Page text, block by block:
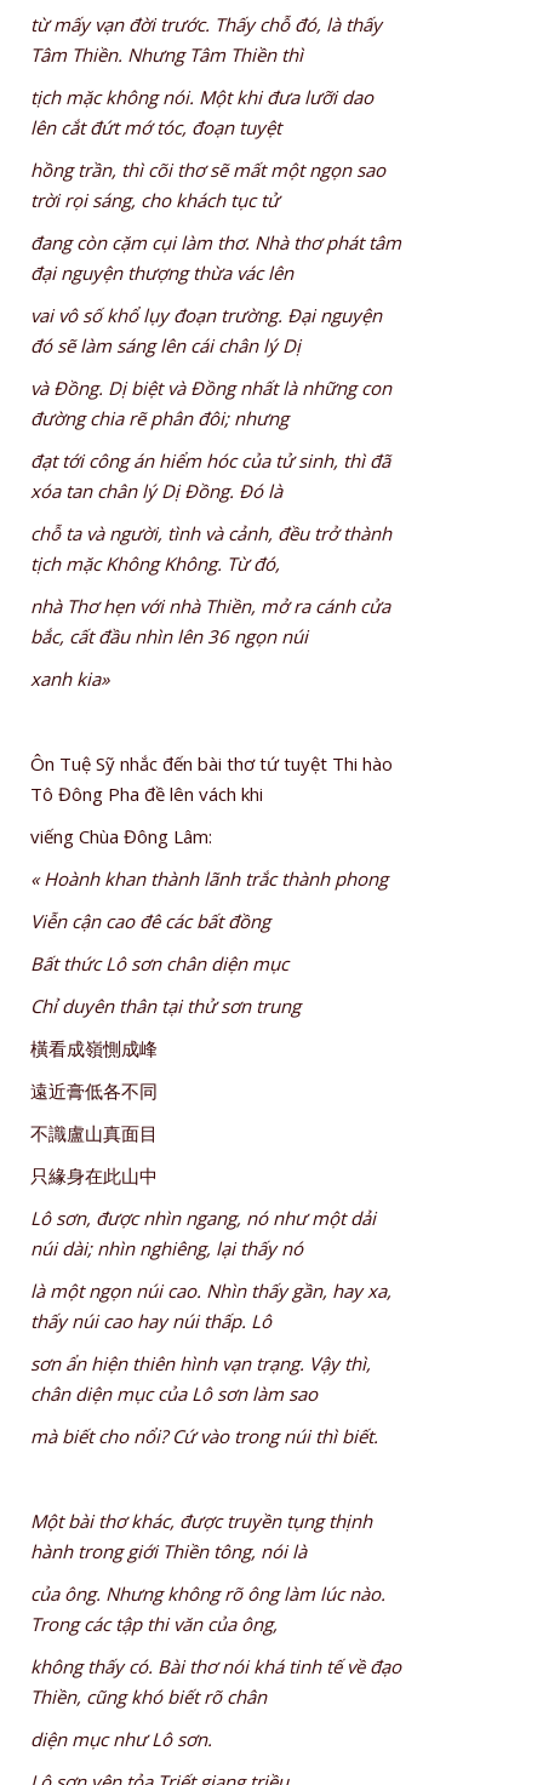
từ mấy vạn đời trước. Thấy chỗ đó, là thấy
Tâm Thiền. Nhưng Tâm Thiền thì
tịch mặc không nói. Một khi đưa lưỡi dao
lên cắt đứt mớ tóc, đoạn tuyệt
hồng trần, thì cõi thơ sẽ mất một ngọn sao
trời rọi sáng, cho khách tục tử
đang còn cặm cụi làm thơ. Nhà thơ phát tâm
đại nguyện thượng thừa vác lên
vai vô số khổ lụy đoạn trường. Đại nguyện
đó sẽ làm sáng lên cái chân lý Dị
và Đồng. Dị biệt và Đồng nhất là những con
đường chia rẽ phân đôi; nhưng
đạt tới công án hiểm hóc của tử sinh, thì đã
xóa tan chân lý Dị Đồng. Đó là
chỗ ta và người, tình và cảnh, đều trở thành
tịch mặc Không Không. Từ đó,
nhà Thơ hẹn với nhà Thiền, mở ra cánh cửa
bắc, cất đầu nhìn lên 36 ngọn núi
xanh kia»
Ôn Tuệ Sỹ nhắc đến bài thơ tứ tuyệt Thi hào
Tô Đông Pha đề lên vách khi
viếng Chùa Đông Lâm:
« Hoành khan thành lãnh trắc thành phong
Viễn cận cao đê các bất đồng
Bất thức Lô sơn chân diện mục
Chỉ duyên thân tại thử sơn trung
橫看成嶺惻成峰
遠近膏低各不同
不識盧山真面目
只緣身在此山中
Lô sơn, được nhìn ngang, nó như một dải
núi dài; nhìn nghiêng, lại thấy nó
là một ngọn núi cao. Nhìn thấy gần, hay xa,
thấy núi cao hay núi thấp. Lô
sơn ẩn hiện thiên hình vạn trạng. Vậy thì,
chân diện mục của Lô sơn làm sao
mà biết cho nổi? Cứ vào trong núi thì biết.
Một bài thơ khác, được truyền tụng thịnh
hành trong giới Thiền tông, nói là
của ông. Nhưng không rõ ông làm lúc nào.
Trong các tập thi văn của ông,
không thấy có. Bài thơ nói khá tinh tế về đạo
Thiền, cũng khó biết rõ chân
diện mục như Lô sơn.